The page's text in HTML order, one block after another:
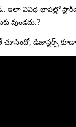
వివిధ భాషల్లో
వుండదు.?
డిజాస్టర్స్